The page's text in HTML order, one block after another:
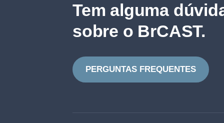
Tem alguma
sobre o BrCAST.
PERGUNTAS FREQUENTES